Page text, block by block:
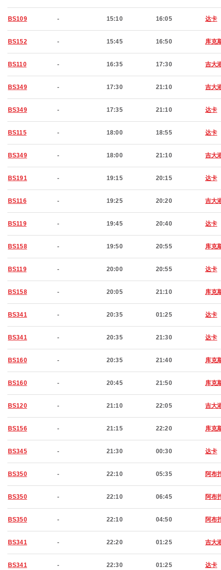
BS109 - 15:10 16:05 达卡
BS152 - 15:45 16:50 库克
BS110 - 16:35 17:30 吉大
BS349 - 17:30 21:10 吉大
BS349 - 17:35 21:10 达卡
BS115 - 18:00 18:55 达卡
BS349 - 18:00 21:10 吉大
BS191 - 19:15 20:15 达卡
BS116 - 19:25 20:20 吉大
BS119 - 19:45 20:40 达卡
BS158 - 19:50 20:55 库克
BS119 - 20:00 20:55 达卡
BS158 - 20:05 21:10 库克
BS341 - 20:35 01:25 达卡
BS341 - 20:35 21:30 达卡
BS160 - 20:35 21:40 库克
BS160 - 20:45 21:50 库克
BS120 - 21:10 22:05 吉大
BS156 - 21:15 22:20 库克
BS345 - 21:30 00:30 达卡
BS350 - 22:10 05:35 阿布
BS350 - 22:10 06:45 阿布
BS350 - 22:10 04:50 阿布
BS341 - 22:20 01:25 吉大
BS341 - 22:30 01:25 达卡